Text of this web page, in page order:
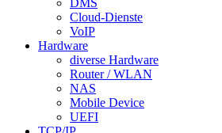
DMS
Cloud-Dienste
VoIP
Hardware
diverse Hardware
Router / WLAN
NAS
Mobile Device
UEFI